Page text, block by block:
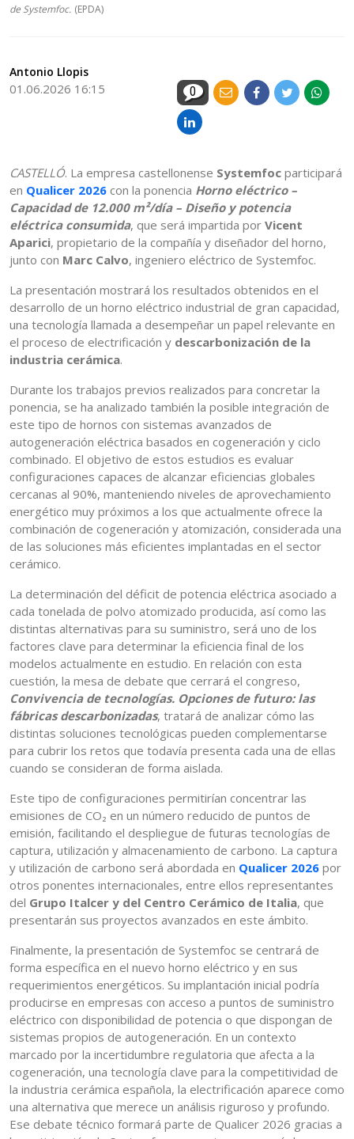
de Systemfoc. (EPDA)
Antonio Llopis
01.06.2026 16:15 0
CASTELLÓ. La empresa castellonense Systemfoc participará
en Qualicer 2026 con la ponencia Horno eléctrico –
Capacidad de 12.000 m²/día – Diseño y potencia
eléctrica consumida, que será impartida por Vicent
Aparici, propietario de la compañía y diseñador del horno,
junto con Marc Calvo, ingeniero eléctrico de Systemfoc.
La presentación mostrará los resultados obtenidos en el
desarrollo de un horno eléctrico industrial de gran capacidad,
una tecnología llamada a desempeñar un papel relevante en
el proceso de electrificación y descarbonización de la
industria cerámica.
Durante los trabajos previos realizados para concretar la
ponencia, se ha analizado también la posible integración de
este tipo de hornos con sistemas avanzados de
autogeneración eléctrica basados en cogeneración y ciclo
combinado. El objetivo de estos estudios es evaluar
configuraciones capaces de alcanzar eficiencias globales
cercanas al 90%, manteniendo niveles de aprovechamiento
energético muy próximos a los que actualmente ofrece la
combinación de cogeneración y atomización, considerada una
de las soluciones más eficientes implantadas en el sector
cerámico.
La determinación del déficit de potencia eléctrica asociado a
cada tonelada de polvo atomizado producida, así como las
distintas alternativas para su suministro, será uno de los
factores clave para determinar la eficiencia final de los
modelos actualmente en estudio. En relación con esta
cuestión, la mesa de debate que cerrará el congreso,
Convivencia de tecnologías. Opciones de futuro: las
fábricas descarbonizadas, tratará de analizar cómo las
distintas soluciones tecnológicas pueden complementarse
para cubrir los retos que todavía presenta cada una de ellas
cuando se consideran de forma aislada.
Este tipo de configuraciones permitirían concentrar las
emisiones de CO₂ en un número reducido de puntos de
emisión, facilitando el despliegue de futuras tecnologías de
captura, utilización y almacenamiento de carbono. La captura
y utilización de carbono será abordada en Qualicer 2026 por
otros ponentes internacionales, entre ellos representantes
del Grupo Italcer y del Centro Cerámico de Italia, que
presentarán sus proyectos avanzados en este ámbito.
Finalmente, la presentación de Systemfoc se centrará de
forma específica en el nuevo horno eléctrico y en sus
requerimientos energéticos. Su implantación inicial podría
producirse en empresas con acceso a puntos de suministro
eléctrico con disponibilidad de potencia o que dispongan de
sistemas propios de autogeneración. En un contexto
marcado por la incertidumbre regulatoria que afecta a la
cogeneración, una tecnología clave para la competitividad de
la industria cerámica española, la electrificación aparece como
una alternativa que merece un análisis riguroso y profundo.
Ese debate técnico formará parte de Qualicer 2026 gracias a